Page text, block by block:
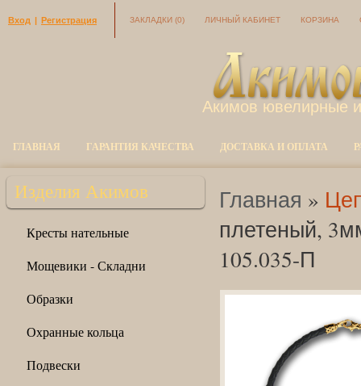
Вход | Регистрация ЗАКЛАДКИ (0) ЛИЧНЫЙ КАБИНЕТ КОРЗИНА
Акимов ювелирные
ГЛАВНАЯ ГАРАНТИЯ КАЧЕСТВА ДОСТАВКА И ОПЛАТА
Изделия Акимов
Кресты нательные
Мощевики - Складни
Образки
Охранные кольца
Подвески
Главная »
плетеный,
105.035-П